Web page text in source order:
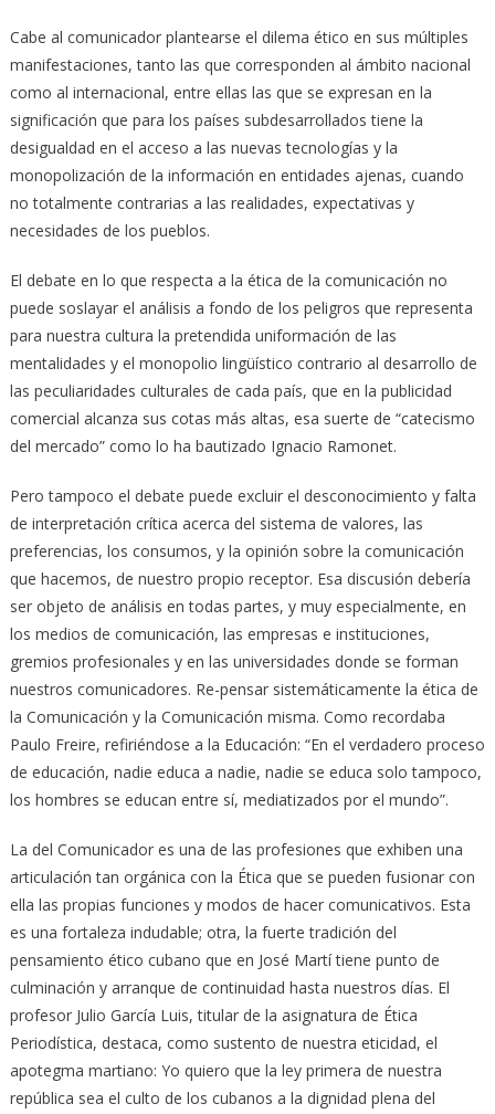
Cabe al comunicador plantearse el dilema ético en sus múltiples
manifestaciones, tanto las que corresponden al ámbito nacional
como al internacional, entre ellas las que se expresan en la
significación que para los países subdesarrollados tiene la
desigualdad en el acceso a las nuevas tecnologías y la
monopolización de la información en entidades ajenas, cuando
no totalmente contrarias a las realidades, expectativas y
necesidades de los pueblos.
El debate en lo que respecta a la ética de la comunicación no
puede soslayar el análisis a fondo de los peligros que representa
para nuestra cultura la pretendida uniformación de las
mentalidades y el monopolio lingüístico contrario al desarrollo de
las peculiaridades culturales de cada país, que en la publicidad
comercial alcanza sus cotas más altas, esa suerte de “catecismo
del mercado” como lo ha bautizado Ignacio Ramonet.
Pero tampoco el debate puede excluir el desconocimiento y falta
de interpretación crítica acerca del sistema de valores, las
preferencias, los consumos, y la opinión sobre la comunicación
que hacemos, de nuestro propio receptor. Esa discusión debería
ser objeto de análisis en todas partes, y muy especialmente, en
los medios de comunicación, las empresas e instituciones,
gremios profesionales y en las universidades donde se forman
nuestros comunicadores. Re-pensar sistemáticamente la ética de
la Comunicación y la Comunicación misma. Como recordaba
Paulo Freire, refiriéndose a la Educación: “En el verdadero proceso
de educación, nadie educa a nadie, nadie se educa solo tampoco,
los hombres se educan entre sí, mediatizados por el mundo”.
La del Comunicador es una de las profesiones que exhiben una
articulación tan orgánica con la Ética que se pueden fusionar con
ella las propias funciones y modos de hacer comunicativos. Esta
es una fortaleza indudable; otra, la fuerte tradición del
pensamiento ético cubano que en José Martí tiene punto de
culminación y arranque de continuidad hasta nuestros días. El
profesor Julio García Luis, titular de la asignatura de Ética
Periodística, destaca, como sustento de nuestra eticidad, el
apotegma martiano: Yo quiero que la ley primera de nuestra
república sea el culto de los cubanos a la dignidad plena del